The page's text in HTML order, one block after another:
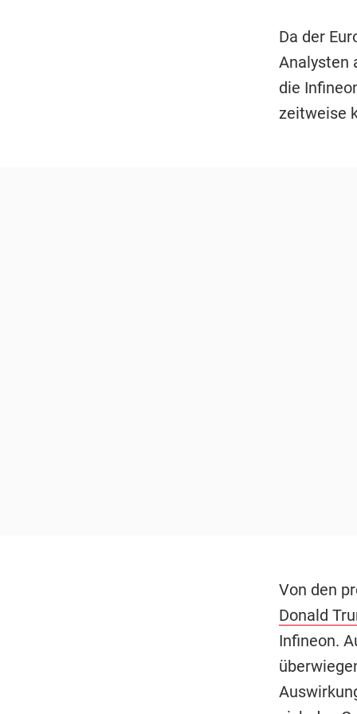
Da der
Analysten
die
zeitweise
Von den
Donald
Infineon.